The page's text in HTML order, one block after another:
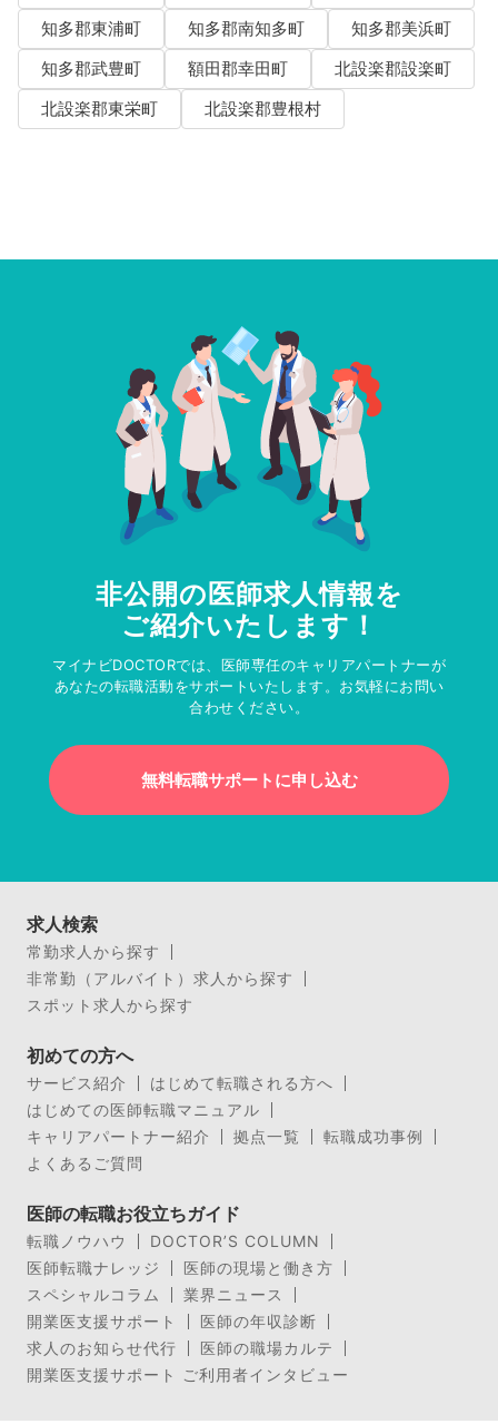
知多郡東浦町
知多郡南知多町
知多郡美浜町
知多郡武豊町
額田郡幸田町
北設楽郡設楽町
北設楽郡東栄町
北設楽郡豊根村
非公開の医師求人情報を
ご紹介いたします！
マイナビDOCTORでは、医師専任のキャリアパートナーが
あなたの転職活動をサポートいたします。お気軽にお問い
合わせください。
無料転職サポートに申し込む
求人検索
常勤求人から探す
非常勤（アルバイト）求人から探す
スポット求人から探す
初めての方へ
サービス紹介
はじめて転職される方へ
はじめての医師転職マニュアル
キャリアパートナー紹介
拠点一覧
転職成功事例
よくあるご質問
医師の転職お役立ちガイド
転職ノウハウ
DOCTOR’S COLUMN
医師転職ナレッジ
医師の現場と働き方
スペシャルコラム
業界ニュース
開業医支援サポート
医師の年収診断
求人のお知らせ代行
医師の職場カルテ
開業医支援サポート ご利用者インタビュー